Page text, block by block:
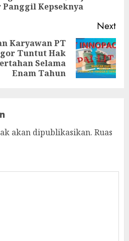
Panggil Kepseknya
Next
Karyawan PT
Tuntut Hak
Selama
Enam Tahun
akan dipublikasikan. Ruas